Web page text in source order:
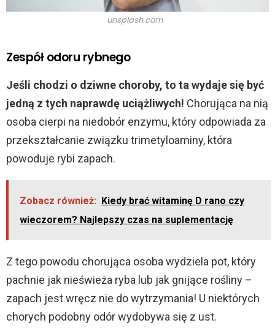
unsplash.com
Zespół odoru rybnego
Jeśli chodzi o dziwne choroby, to ta wydaje się być
jedną z tych naprawdę uciążliwych! Chorująca na nią
osoba cierpi na niedobór enzymu, który odpowiada za
przekształcanie związku trimetyloaminy, która
powoduje rybi zapach.
Zobacz również: Kiedy brać witaminę D rano czy
wieczorem? Najlepszy czas na suplementację
Z tego powodu chorująca osoba wydziela pot, który
pachnie jak nieświeża ryba lub jak gnijące rośliny –
zapach jest wręcz nie do wytrzymania! U niektórych
chorych podobny odór wydobywa się z ust.